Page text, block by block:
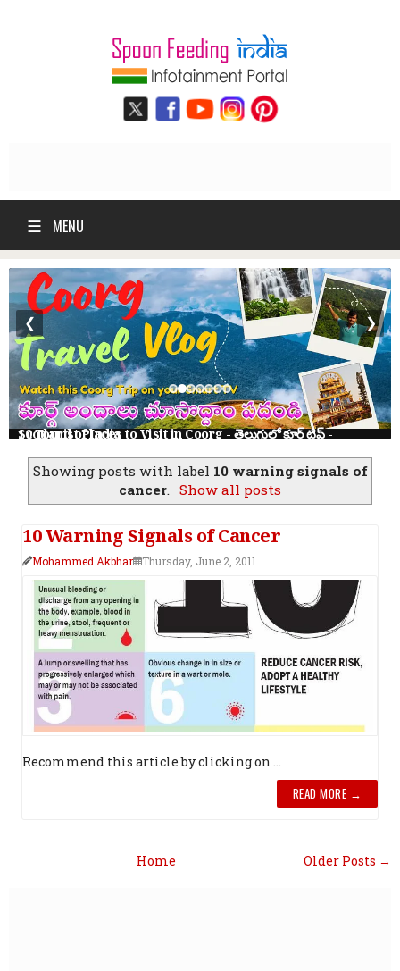
☰ MENU
10 Tourist Places to Visit in Coorg - తెలుగులో కూర్గ్ ట్రిప్ - Scotland of India
❮ ❯
Showing posts with label 10 warning signals of
cancer. Show all posts
10 Warning Signals of Cancer
Mohammed Akbhar Thursday, June 2, 2011
Recommend this article by clicking on ...
READ MORE →
Older Posts →
Home